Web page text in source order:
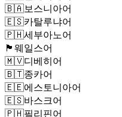
🇧🇦보스니아어
🇪🇸카탈루냐어
🇵🇭세부아노어
🏴󠁧󠁢󠁷󠁬󠁳󠁿 웨일스어
🇲🇻디베히어
🇧🇹종카어
🇪🇪에스토니아어
🇪🇸바스크어
🇵🇭필리핀어